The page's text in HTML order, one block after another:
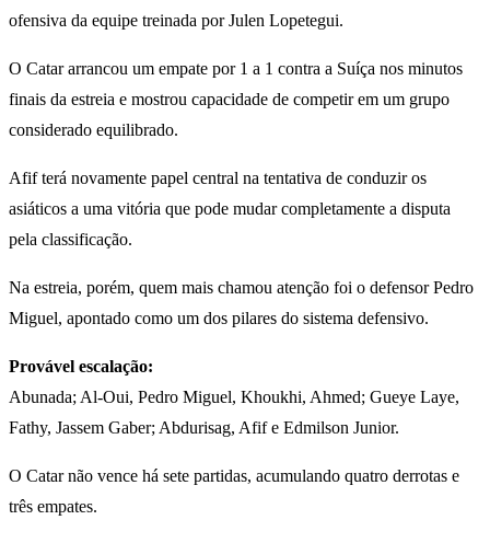
ofensiva da equipe treinada por Julen Lopetegui.
O Catar arrancou um empate por 1 a 1 contra a Suíça nos minutos
finais da estreia e mostrou capacidade de competir em um grupo
considerado equilibrado.
Afif terá novamente papel central na tentativa de conduzir os
asiáticos a uma vitória que pode mudar completamente a disputa
pela classificação.
Na estreia, porém, quem mais chamou atenção foi o defensor Pedro
Miguel, apontado como um dos pilares do sistema defensivo.
Provável escalação:
Abunada; Al-Oui, Pedro Miguel, Khoukhi, Ahmed; Gueye Laye,
Fathy, Jassem Gaber; Abdurisag, Afif e Edmilson Junior.
O Catar não vence há sete partidas, acumulando quatro derrotas e
três empates.